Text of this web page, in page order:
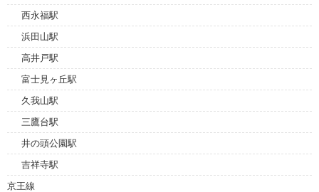
西永福駅
浜田山駅
高井戸駅
富士見ヶ丘駅
久我山駅
三鷹台駅
井の頭公園駅
吉祥寺駅
京王線